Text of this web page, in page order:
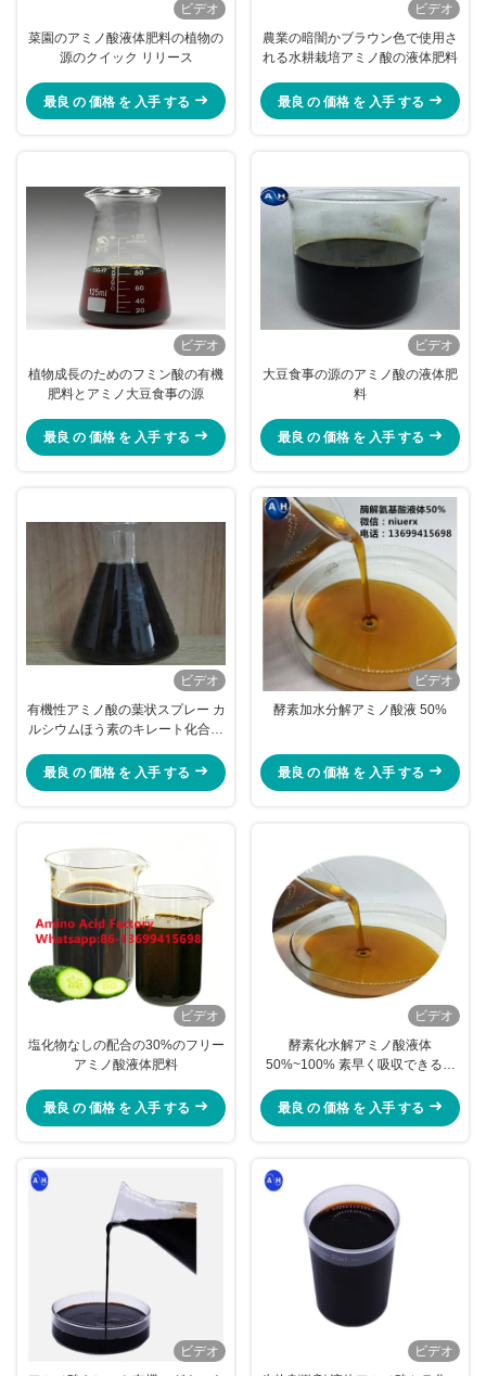
ビデオ
菜園のアミノ酸液体肥料の植物の
源のクイック リリース
最良 の 価格 を 入手 する
ビデオ
農業の暗闇かブラウン色で使用さ
れる水耕栽培アミノ酸の液体肥料
最良 の 価格 を 入手 する
ビデオ
植物成長のためのフミン酸の有機
肥料とアミノ大豆食事の源
最良 の 価格 を 入手 する
ビデオ
大豆食事の源のアミノ酸の液体肥
料
最良 の 価格 を 入手 する
ビデオ
有機性アミノ酸の葉状スプレー カ
ルシウムほう素のキレート化合物
最良 の 価格 を 入手 する
ビデオ
酵素加水分解アミノ酸液 50%
最良 の 価格 を 入手 する
ビデオ
塩化物なしの配合の30%のフリー
アミノ酸液体肥料
最良 の 価格 を 入手 する
ビデオ
酵素化水解アミノ酸液体
50%~100% 素早く吸収できる水
最良 の 価格 を 入手 する
ビデオ
ビデオ